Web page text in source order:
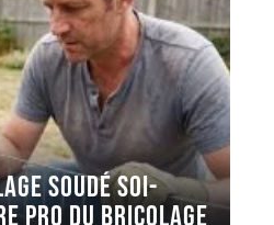
soudé soi-
pro du bricolage